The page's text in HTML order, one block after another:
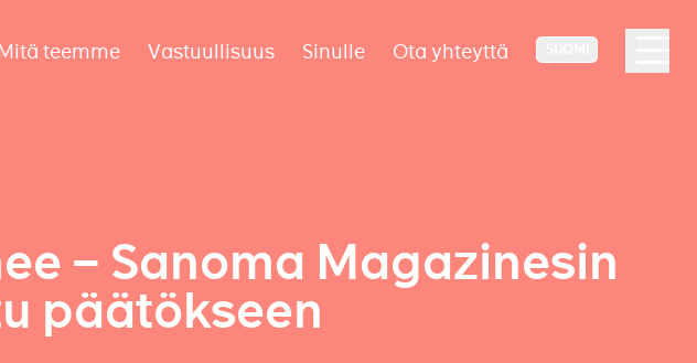
teemme Vastuullisuus Sinulle Ota yhteyttä
– Sanoma Magazinesin
päätökseen